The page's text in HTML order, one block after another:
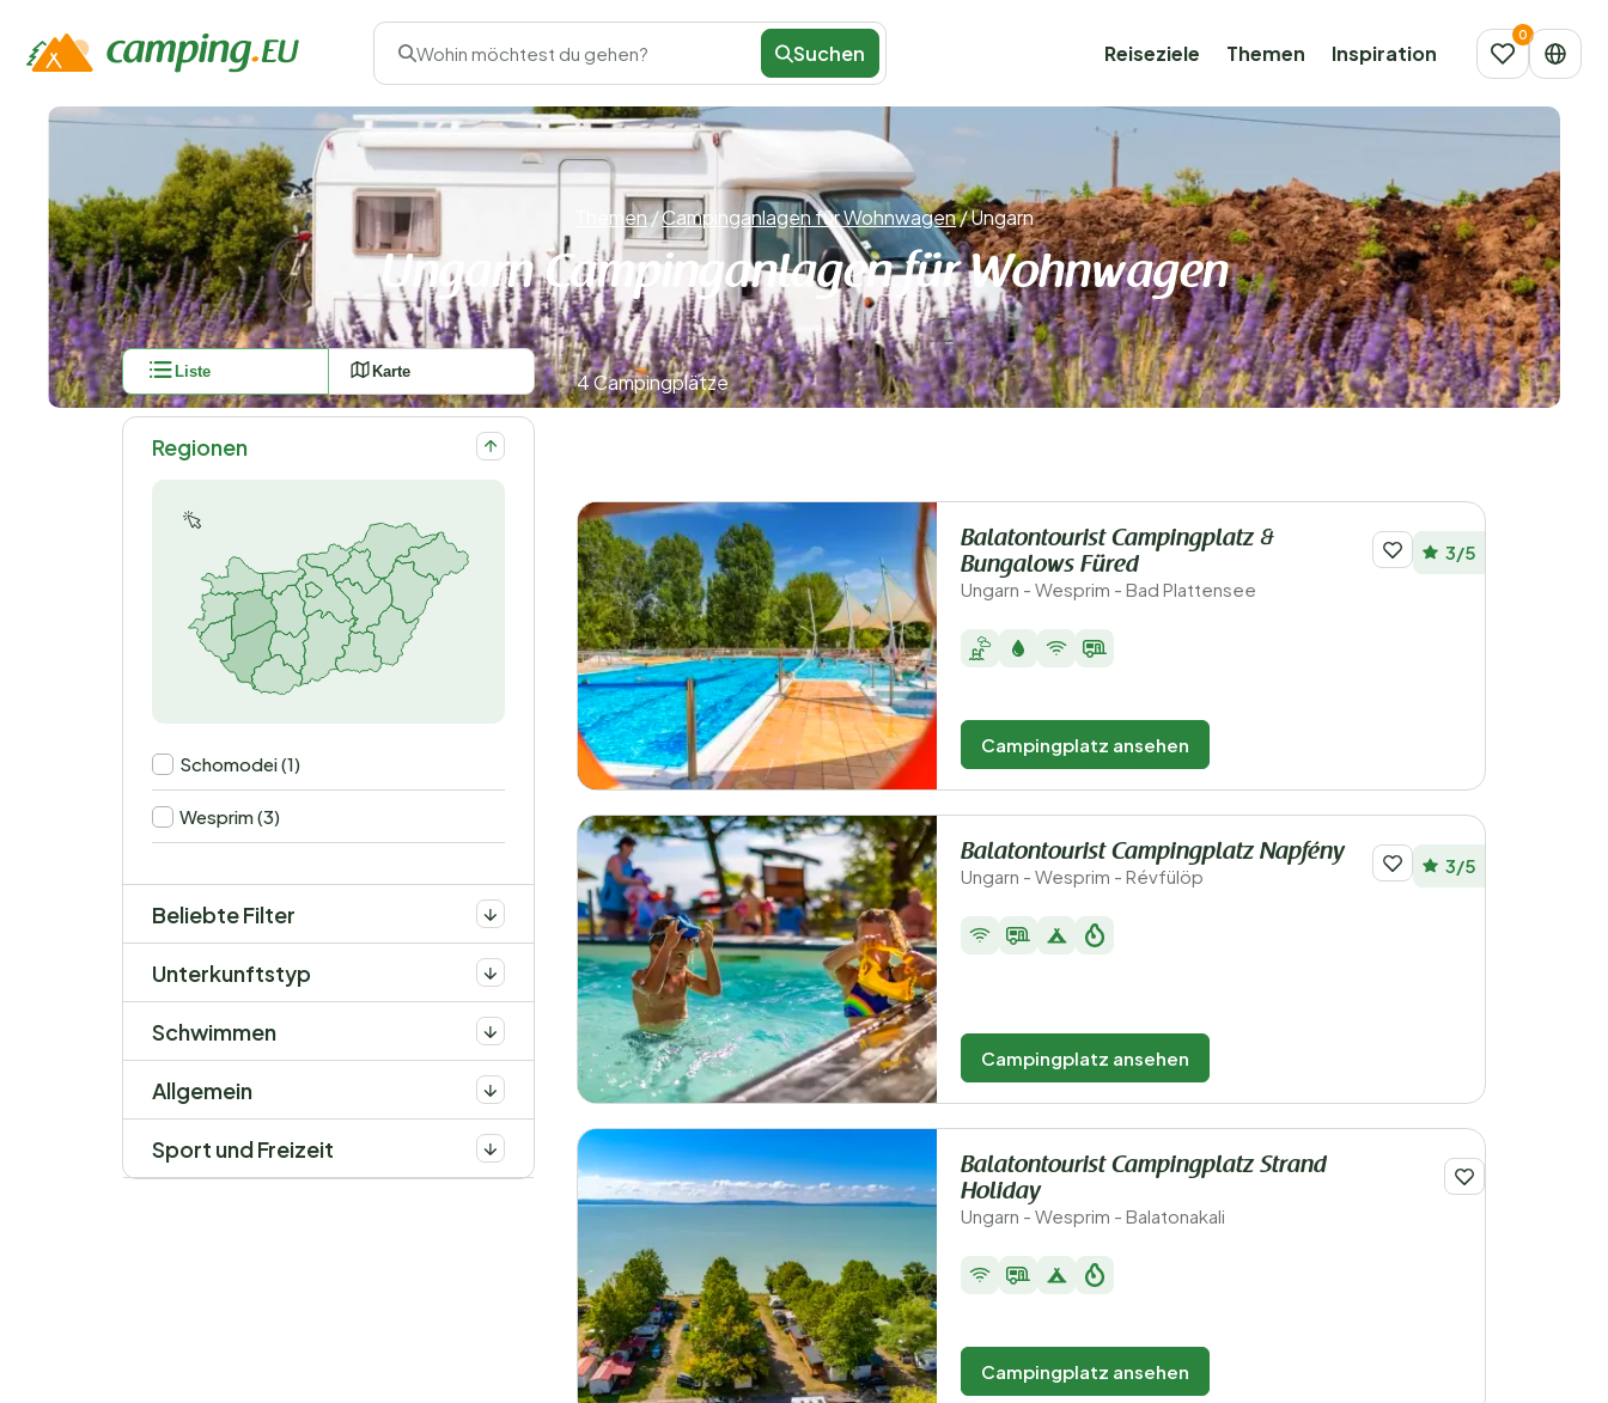
Wohin möchtest du gehen? Suchen Reiseziele Themen Inspiration
Themen/Campinganlagen für Wohnwagen/Ungarn
Ungarn Campinganlagen für Wohnwagen
Liste Karte
Regionen
Schomodei (1)
Wesprim (3)
Beliebte Filter
Unterkunftstyp
Schwimmen
Allgemein
Sport und Freizeit
4 Campingplätze
Balatontourist Campingplatz &
Bungalows Füred
Ungarn - Wesprim - Bad Plattensee
3/5
Campingplatz ansehen
Balatontourist Campingplatz Napfény
Ungarn - Wesprim - Révfülöp 3/5
Campingplatz ansehen
Balatontourist Campingplatz Strand
Holiday
Ungarn - Wesprim - Balatonakali
Campingplatz ansehen